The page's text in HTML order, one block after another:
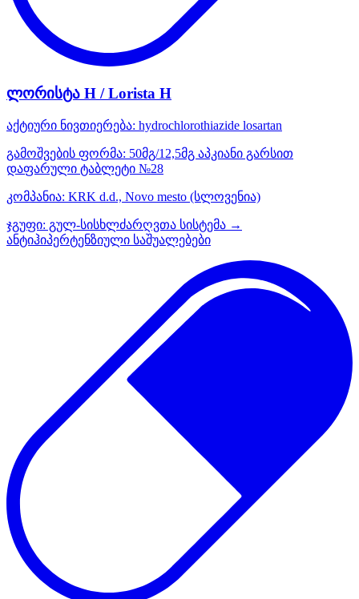
ლორისტა H / Lorista H
აქტიური ნივთიერება: hydrochlorothiazide losartan
გამოშვების ფორმა: 50მგ/12,5მგ აპკიანი გარსით
დაფარული ტაბლეტი №28
კომპანია: KRK d.d., Novo mesto (სლოვენია)
ჯგუფი: გულ-სისხლძარღვთა სისტემა →
ანტიჰიპერტენზიული საშუალებები